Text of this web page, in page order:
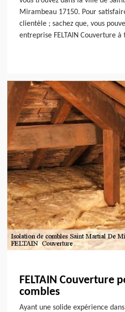
Mirambeau 17150. Pour
clientèle ; sachez que, vous
entreprise FELTAIN Couverture
FELTAIN Couverture
combles
Ayant une solide expérience